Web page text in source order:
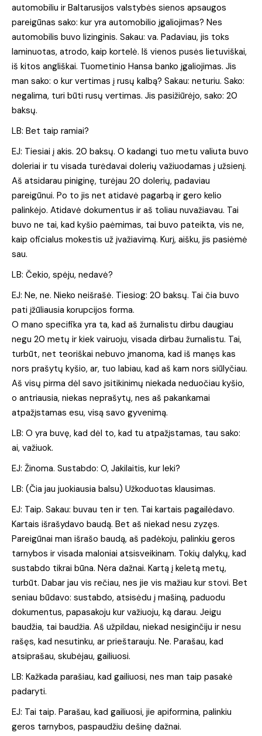
automobiliu ir Baltarusijos valstybės sienos apsaugos
pareigūnas sako: kur yra automobilio įgaliojimas? Nes
automobilis buvo lizinginis. Sakau: va. Padaviau, jis toks
laminuotas, atrodo, kaip kortelė. Iš vienos pusės lietuviškai,
iš kitos angliškai. Tuometinio Hansa banko įgaliojimas. Jis
man sako: o kur vertimas į rusų kalbą? Sakau: neturiu. Sako:
negalima, turi būti rusų vertimas. Jis pasižiūrėjo, sako: 20
baksų.
LB: Bet taip ramiai?
EJ: Tiesiai į akis. 20 baksų. O kadangi tuo metu valiuta buvo
doleriai ir tu visada turėdavai dolerių važiuodamas į užsienį.
Aš atsidarau piniginę, turėjau 20 dolerių, padaviau
pareigūnui. Po to jis net atidavė pagarbą ir gero kelio
palinkėjo. Atidavė dokumentus ir aš toliau nuvažiavau. Tai
buvo ne tai, kad kyšio paėmimas, tai buvo pateikta, vis ne,
kaip oficialus mokestis už įvažiavimą. Kurį, aišku, jis pasiėmė
sau.
LB: Čekio, spėju, nedavė?
EJ: Ne, ne. Nieko neišrašė. Tiesiog: 20 baksų. Tai čia buvo
pati įžūliausia korupcijos forma.
O mano specifika yra ta, kad aš žurnalistu dirbu daugiau
negu 20 metų ir kiek vairuoju, visada dirbau žurnalistu. Tai,
turbūt, net teoriškai nebuvo įmanoma, kad iš manęs kas
nors prašytų kyšio, ar, tuo labiau, kad aš kam nors siūlyčiau.
Aš visų pirma dėl savo įsitikinimų niekada neduočiau kyšio,
o antriausia, niekas neprašytų, nes aš pakankamai
atpažįstamas esu, visą savo gyvenimą.
LB: O yra buvę, kad dėl to, kad tu atpažįstamas, tau sako:
ai, važiuok.
EJ: Žinoma. Sustabdo: O, Jakilaitis, kur leki?
LB: (Čia jau juokiausia balsu) Užkoduotas klausimas.
EJ: Taip. Sakau: buvau ten ir ten. Tai kartais pagailėdavo.
Kartais išrašydavo baudą. Bet aš niekad nesu zyzęs.
Pareigūnai man išrašo baudą, aš padėkoju, palinkiu geros
tarnybos ir visada maloniai atsisveikinam. Tokių dalykų, kad
sustabdo tikrai būna. Nėra dažnai. Kartą į keletą metų,
turbūt. Dabar jau vis rečiau, nes jie vis mažiau kur stovi. Bet
seniau būdavo: sustabdo, atsisėdu į mašiną, paduodu
dokumentus, papasakoju kur važiuoju, ką darau. Jeigu
baudžia, tai baudžia. Aš užpildau, niekad nesiginčiju ir nesu
rašęs, kad nesutinku, ar prieštarauju. Ne. Parašau, kad
atsiprašau, skubėjau, gailiuosi.
LB: Kažkada parašiau, kad gailiuosi, nes man taip pasakė
padaryti.
EJ: Tai taip. Parašau, kad gailiuosi, jie apiformina, palinkiu
geros tarnybos, paspaudžiu dešinę dažnai.